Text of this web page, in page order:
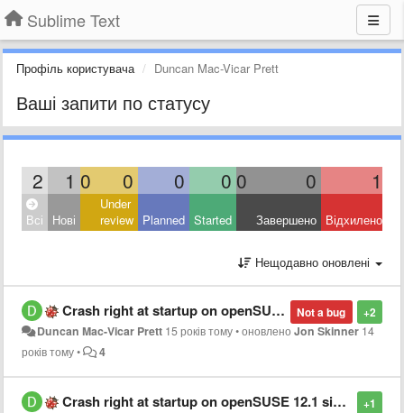
Sublime Text
Профіль користувача Duncan Mac-Vicar Prett
Ваші запити по статусу
2 1 0 0 0 0 0 0 1
Всі Нові
Under
review Planned Started Завершено Відхилено
Нещодавно оновлені
+2
Not a bug
Crash right at startup on openSUSE 12.1 since build 2165
Duncan Mac-Vicar Prett 15 років тому•оновленоJon Skinner 14
років тому• 4
+1
Crash right at startup on openSUSE 12.1 since build 2165